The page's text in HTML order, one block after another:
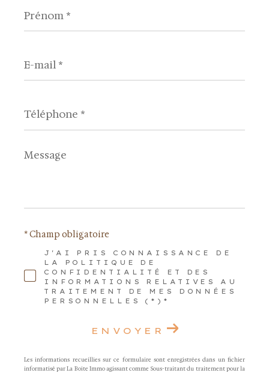
*
mail
*
*
Message
*
J'AI PRIS CONNAISSANCE DE
LA POLITIQUE DE
CONFIDENTIALITÉ ET DES
INFORMATIONS RELATIVES AU
TRAITEMENT DE MES DONNÉES
PERSONNELLES (*)*
* Champ obligatoire
ENVOYER
Les informations recueillies sur ce formulaire sont enregistrées dans un fichier
informatisé par La Boite Immo agissant comme Sous-traitant du traitement pour la